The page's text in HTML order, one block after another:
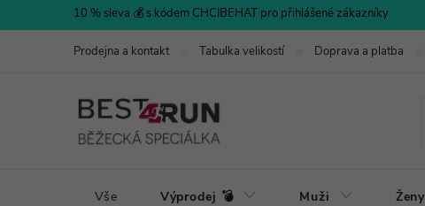
na
10 % sleva 💰 s kódem CHCIBEHAT pro přihlášené zákazníky
Prodejna a kontakt Tabulka velikostí Doprava a platba
Vše Výprodej 💣 Muži Ženy